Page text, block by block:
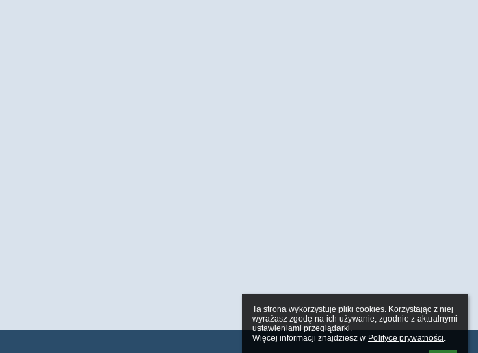
Ta strona wykorzystuje pliki cookies. Korzystając z niej
wyrażasz zgodę na ich używanie, zgodnie z aktualnymi
ustawieniami przeglądarki.
Więcej informacji znajdziesz w Polityce prywatności.